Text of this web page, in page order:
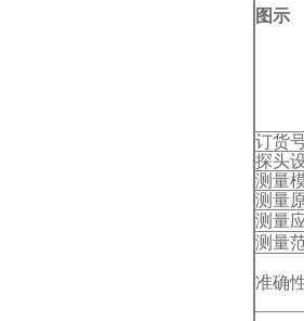
图示
订货
探头
测量
测量
测量
测量
准确